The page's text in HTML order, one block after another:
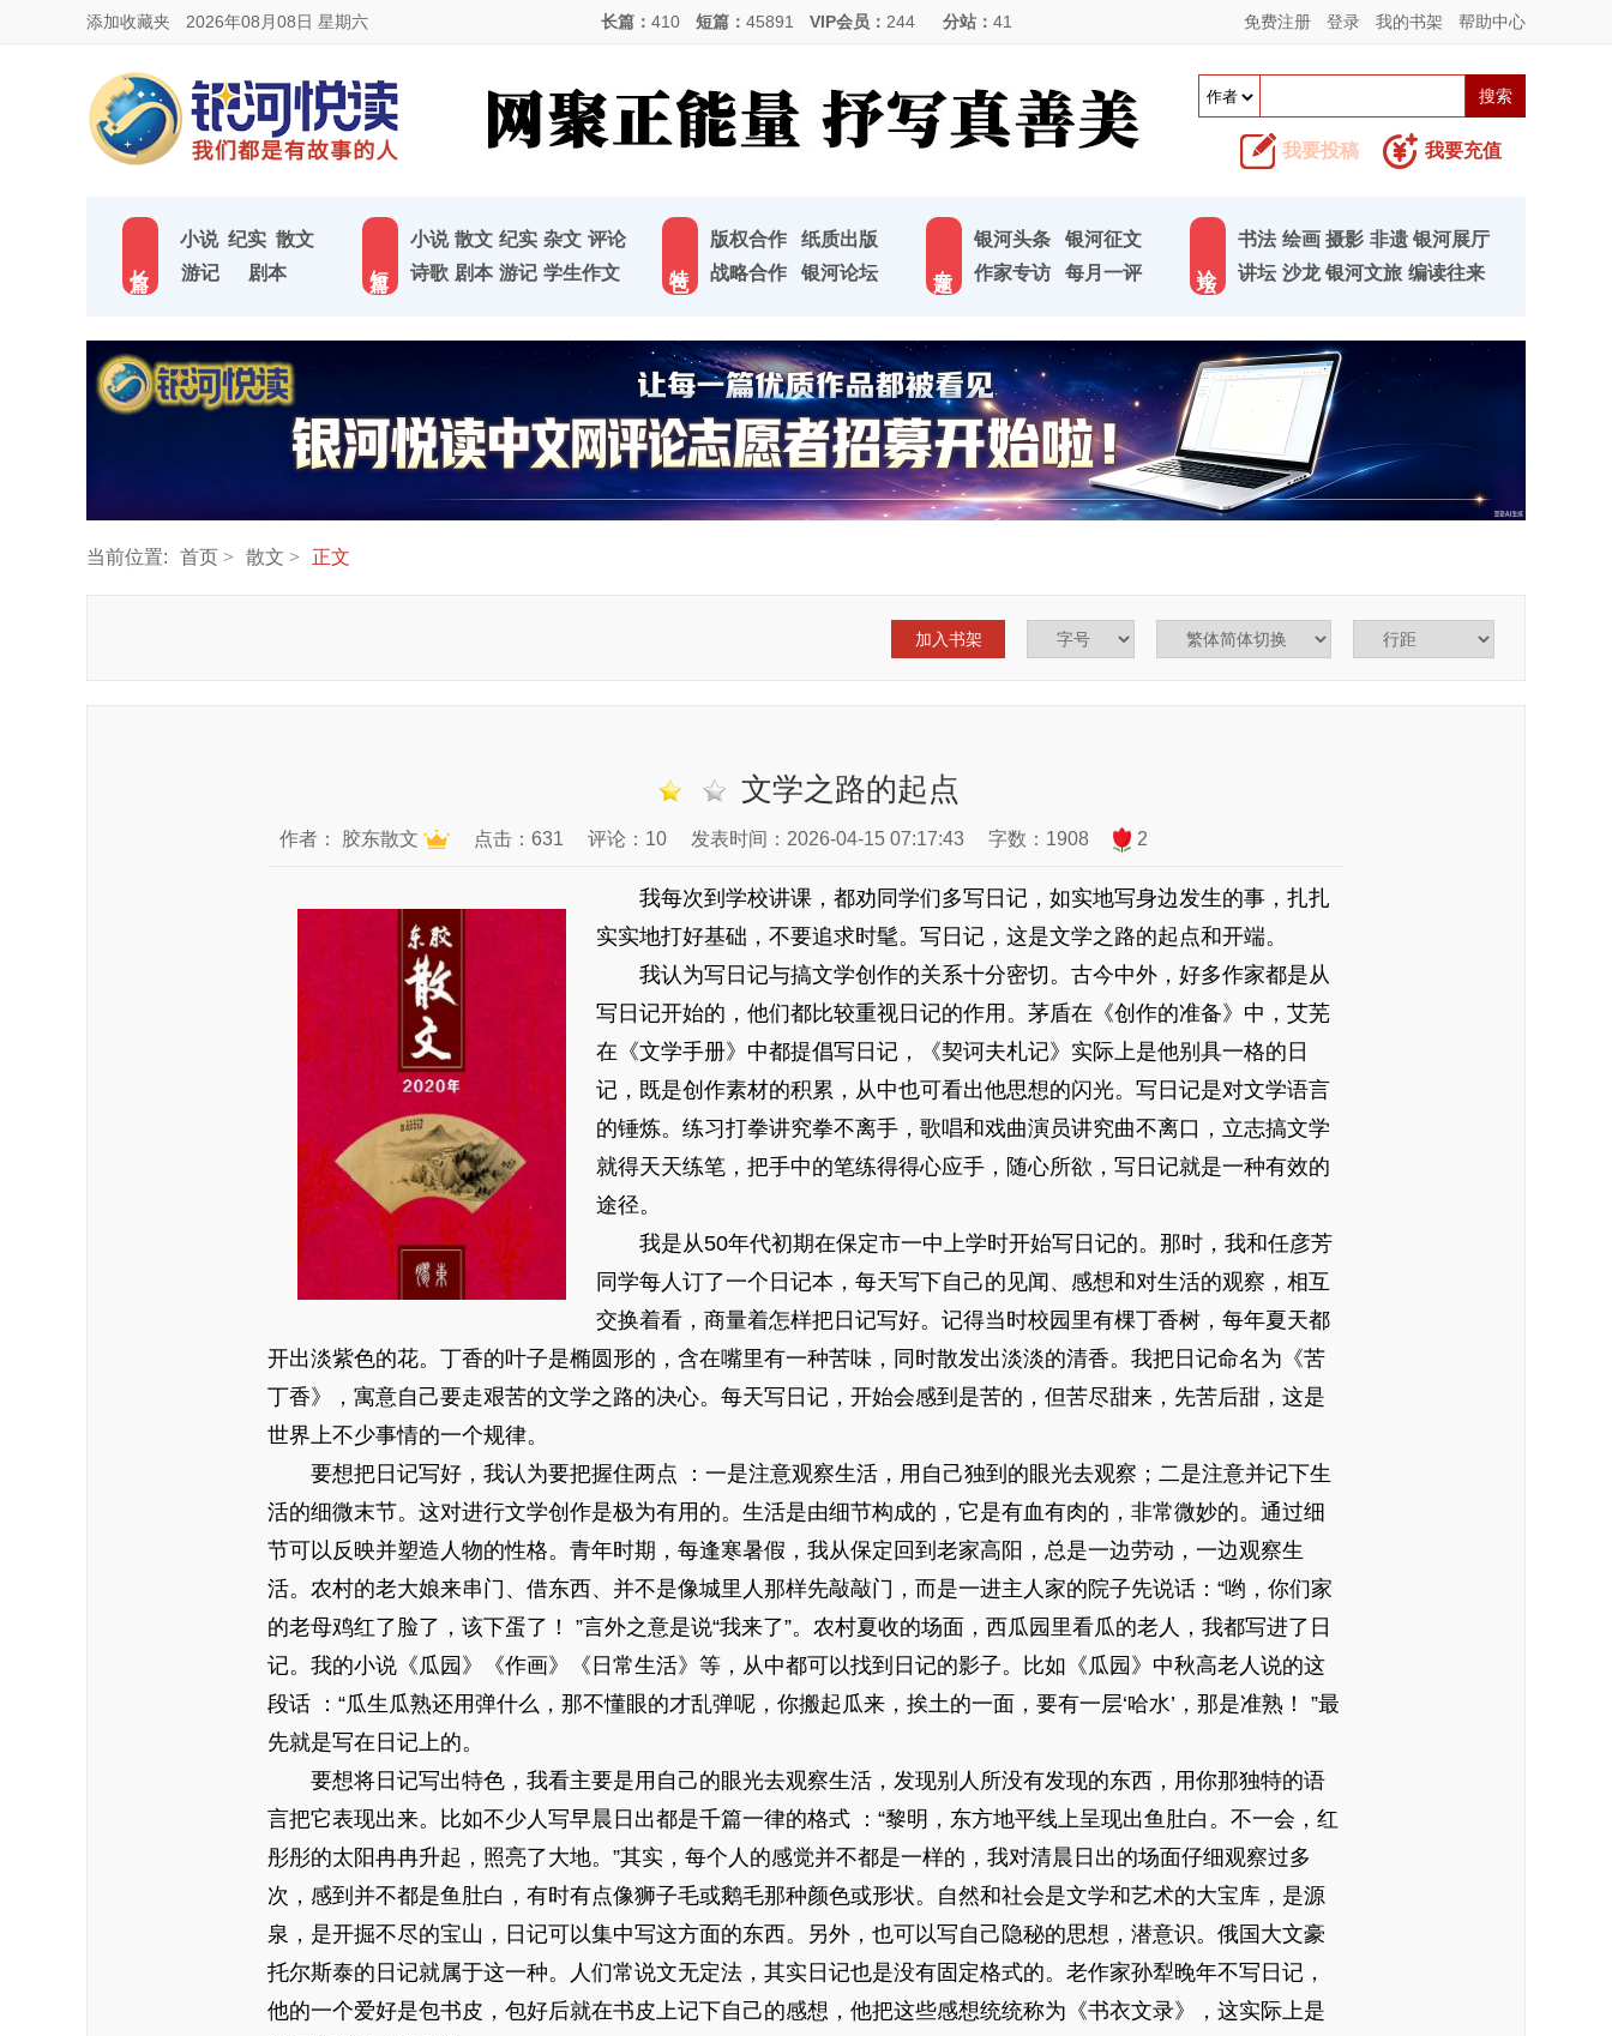
添加收藏夹 2026年08月08日 星期六 长篇： 410 短篇： 45891 VIP会员： 244 分站： 41 免费注册 登录 我的书架 帮助中心
我要投稿 我要充值
小说 纪实 散文
游记
剧本
小说 散文 纪实 杂文 评论
诗歌 剧本 游记 学生作文
版权合作
纸质出版
战略合作
银河论坛
银河头条
银河征文
作家专访
每月一评
书法 绘画 摄影 非遗 银河展厅
讲坛 沙龙 银河文旅 编读往来
当前位置: 首页 散文 正文
加入书架
文学之路的起点
作者： 胶东散文 点击：631 评论：10 发表时间：2026-04-15 07:17:43 字数：1908 2
我每次到学校讲课，都劝同学们多写日记，如实地写身边发生的事，扎扎
实实地打好基础，不要追求时髦。写日记，这是文学之路的起点和开端。
我认为写日记与搞文学创作的关系十分密切。古今中外，好多作家都是从
写日记开始的，他们都比较重视日记的作用。茅盾在《创作的准备》中，艾芜
在《文学手册》中都提倡写日记，《契诃夫札记》实际上是他别具一格的日
记，既是创作素材的积累，从中也可看出他思想的闪光。写日记是对文学语言
的锤炼。练习打拳讲究拳不离手，歌唱和戏曲演员讲究曲不离口，立志搞文学
就得天天练笔，把手中的笔练得得心应手，随心所欲，写日记就是一种有效的
途径。
我是从50年代初期在保定市一中上学时开始写日记的。那时，我和任彦芳
同学每人订了一个日记本，每天写下自己的见闻、感想和对生活的观察，相互
交换着看，商量着怎样把日记写好。记得当时校园里有棵丁香树，每年夏天都
开出淡紫色的花。丁香的叶子是椭圆形的，含在嘴里有一种苦味，同时散发出淡淡的清香。我把日记命名为《苦
丁香》，寓意自己要走艰苦的文学之路的决心。每天写日记，开始会感到是苦的，但苦尽甜来，先苦后甜，这是
世界上不少事情的一个规律。
要想把日记写好，我认为要把握住两点 ：一是注意观察生活，用自己独到的眼光去观察；二是注意并记下生
活的细微末节。这对进行文学创作是极为有用的。生活是由细节构成的，它是有血有肉的，非常微妙的。通过细
节可以反映并塑造人物的性格。青年时期，每逢寒暑假，我从保定回到老家高阳，总是一边劳动，一边观察生
活。农村的老大娘来串门、借东西、并不是像城里人那样先敲敲门，而是一进主人家的院子先说话：“哟，你们家
的老母鸡红了脸了，该下蛋了！ ”言外之意是说“我来了”。农村夏收的场面，西瓜园里看瓜的老人，我都写进了日
记。我的小说《瓜园》《作画》《日常生活》等，从中都可以找到日记的影子。比如《瓜园》中秋高老人说的这
段话 ：“瓜生瓜熟还用弹什么，那不懂眼的才乱弹呢，你搬起瓜来，挨土的一面，要有一层‘哈水’，那是准熟！ ”最
先就是写在日记上的。
要想将日记写出特色，我看主要是用自己的眼光去观察生活，发现别人所没有发现的东西，用你那独特的语
言把它表现出来。比如不少人写早晨日出都是千篇一律的格式 ：“黎明，东方地平线上呈现出鱼肚白。不一会，红
彤彤的太阳冉冉升起，照亮了大地。”其实，每个人的感觉并不都是一样的，我对清晨日出的场面仔细观察过多
次，感到并不都是鱼肚白，有时有点像狮子毛或鹅毛那种颜色或形状。自然和社会是文学和艺术的大宝库，是源
泉，是开掘不尽的宝山，日记可以集中写这方面的东西。另外，也可以写自己隐秘的思想，潜意识。俄国大文豪
托尔斯泰的日记就属于这一种。人们常说文无定法，其实日记也是没有固定格式的。老作家孙犁晚年不写日记，
他的一个爱好是包书皮，包好后就在书皮上记下自己的感想，他把这些感想统统称为《书衣文录》，这实际上是